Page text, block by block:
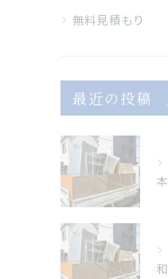
無料見積もり
最近の投稿